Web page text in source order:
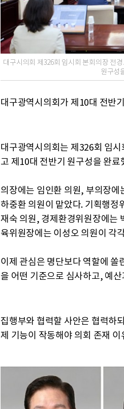
대구시의회 제326회 임시회 본회의장 전
원구성
대구광역시의회가 제10대 전반
대구광역시의회는 제326회 임
고 제10대 전반기 원구성을 완료
의장에는 임인환 의원, 부의장에
하중환 의원이 맡았다. 기획행정
재숙 의원, 경제환경위원장에는
육위원장에는 이성오 의원이 각
이제 관심은 명단보다 역할에 쏠
을 어떤 기준으로 심사하고, 예
집행부와 협력할 사안은 협력하
제 기능이 작동해야 의회 존재